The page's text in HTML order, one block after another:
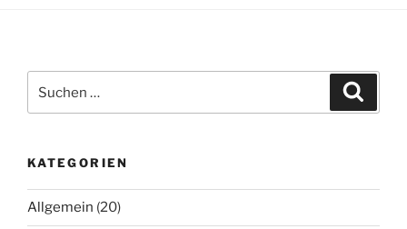
nach:
KATEGORIEN
Allgemein (20)